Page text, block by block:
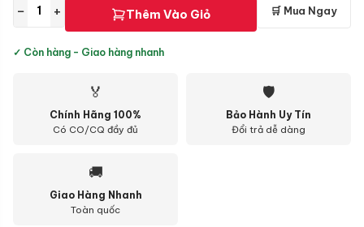
− + Thêm Vào Giỏ 🛒 Mua Ngay
✓ Còn hàng - Giao hàng nhanh
🏅
Chính Hãng 100%
Có CO/CQ đầy đủ
🛡
Bảo Hành Uy Tín
Đổi trả dễ dàng
🚚
Giao Hàng Nhanh
Toàn quốc